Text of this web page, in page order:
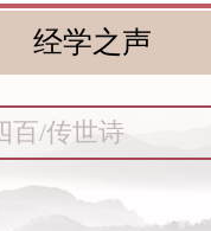
经学之声
百/传世诗